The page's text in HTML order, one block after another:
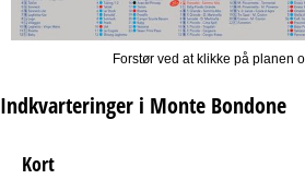
Forstør ved at klikke på planen
Indkvarteringer i Monte Bondone
Kort